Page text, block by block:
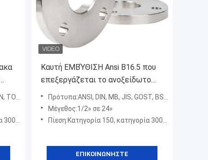
EN
Καυτή ΕΜΒΎΘΙΣΗ Ansi B16.5 που
επεξεργάζεται το ανοξείδωτο
304 στη μηχανή μερών περασμένη
κλωστή φλάντζα σωλήνων 8
ίντσα
Πρότυπα:ANSI, DIN, ΜΒ, JIS, GOST, BSW
Μέγεθος:1/2» σε 24»
Πίεση:Κατηγορία 150, κατηγορία 300, κατηγορία 600, Class900
ΕΠΙΚΟΙΝΩΝΉΣΤΕ